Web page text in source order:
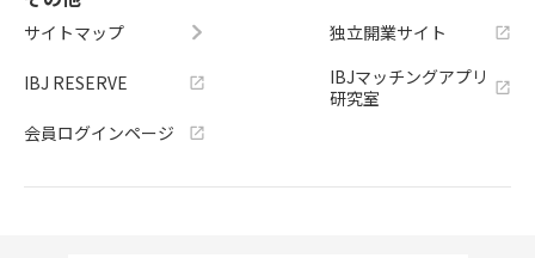
サイトマップ
IBJ RESERVE
会員ログインページ
独立開業サイト
IBJマッチングアプリ
研究室